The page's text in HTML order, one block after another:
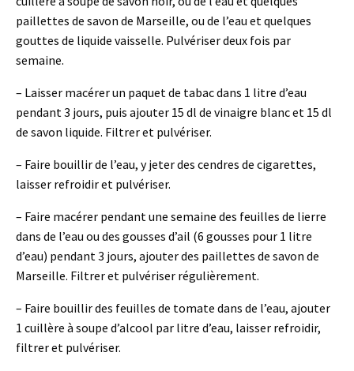
paillettes de savon de Marseille, ou de l’eau et quelques
gouttes de liquide vaisselle. Pulvériser deux fois par
semaine.
– Laisser macérer un paquet de tabac dans 1 litre d’eau
pendant 3 jours, puis ajouter 15 dl de vinaigre blanc et 15 dl
de savon liquide. Filtrer et pulvériser.
– Faire bouillir de l’eau, y jeter des cendres de cigarettes,
laisser refroidir et pulvériser.
– Faire macérer pendant une semaine des feuilles de lierre
dans de l’eau ou des gousses d’ail (6 gousses pour 1 litre
d’eau) pendant 3 jours, ajouter des paillettes de savon de
Marseille. Filtrer et pulvériser régulièrement.
– Faire bouillir des feuilles de tomate dans de l’eau, ajouter
1 cuillère à soupe d’alcool par litre d’eau, laisser refroidir,
filtrer et pulvériser.